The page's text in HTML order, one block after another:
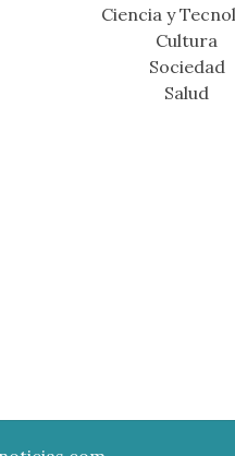
Ciencia y
Cultura
Sociedad
Salud